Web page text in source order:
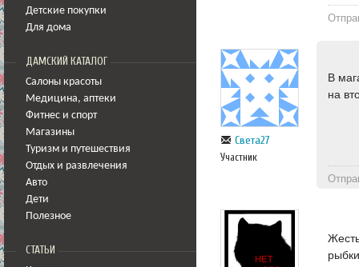
Детские покупки
Для дома
ДАМСКИЙ КАТАЛОГ
Салоны красоты
Медицина, аптеки
Фитнес и спорт
Магазины
Туризм и путешествия
Отдых и развлечения
Авто
Дети
Полезное
СТАТЬИ
Света27
Участник
В
на